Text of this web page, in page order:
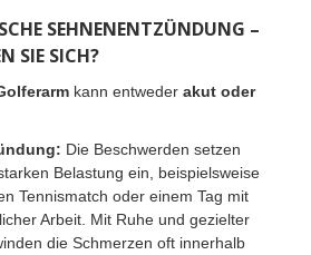
SEHNENENTZÜNDUNG –
SIE SICH?
kann entweder akut oder
Die Beschwerden setzen
Belastung ein, beispielsweise
Tennismatch oder einem Tag mit
Arbeit. Mit Ruhe und gezielter
die Schmerzen oft innerhalb